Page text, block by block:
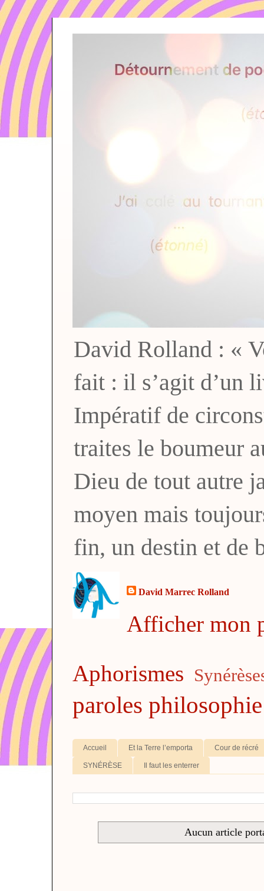
David Rolland : «
fait : il s’agit d’un
Impératif de
traites le boumeur
Dieu de tout autre
moyen mais
fin, un destin et de
David Marrec Rolland
Afficher mon
Aphorismes
paroles philosophie
Accueil Et la Terre l’emporta Cour de récré
SYNÉRÈSE Il faut les enterrer
Aucun article